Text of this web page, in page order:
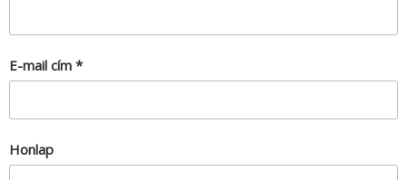
E-mail cím *
Honlap